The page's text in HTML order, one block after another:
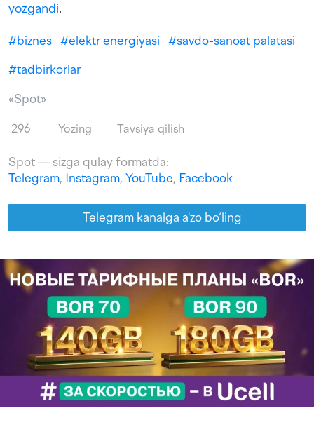
yozgandi.
#biznes #elektr energiyasi #savdo-sanoat palatasi
#tadbirkorlar
«Spot»
296 Yozing Tavsiya qilish
Spot — sizga qulay formatda:
Telegram, Instagram, YouTube, Facebook
Telegram kanalga a'zo bo‘ling